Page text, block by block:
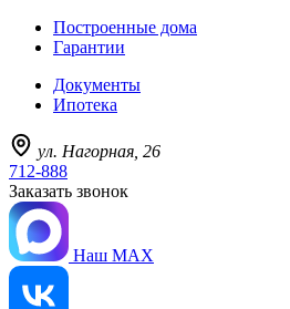
Построенные дома
Гарантии
Документы
Ипотека
ул. Нагорная, 26
712-888
Заказать звонок
Наш MAX